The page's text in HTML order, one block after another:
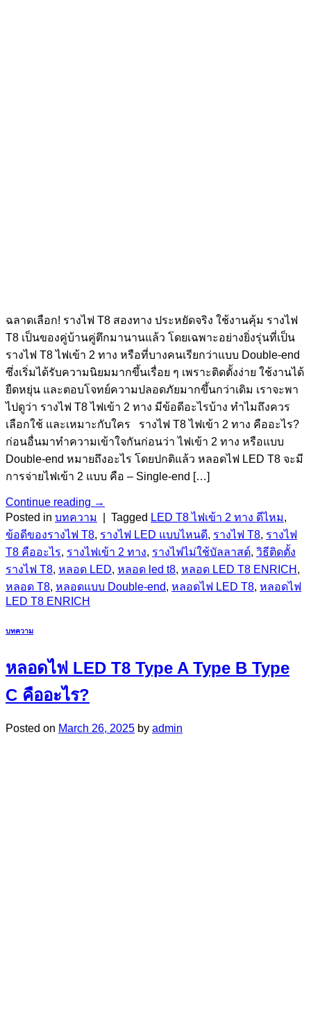
ฉลาดเลือก! รางไฟ T8 สองทาง ประหยัดจริง ใช้งานคุ้ม รางไฟ
T8 เป็นของคู่บ้านคู่ตึกมานานแล้ว โดยเฉพาะอย่างยิ่งรุ่นที่เป็น
รางไฟ T8 ไฟเข้า 2 ทาง หรือที่บางคนเรียกว่าแบบ Double-end
ซึ่งเริ่มได้รับความนิยมมากขึ้นเรื่อย ๆ เพราะติดตั้งง่าย ใช้งานได้
ยืดหยุ่น และตอบโจทย์ความปลอดภัยมากขึ้นกว่าเดิม เราจะพา
ไปดูว่า รางไฟ T8 ไฟเข้า 2 ทาง มีข้อดีอะไรบ้าง ทำไมถึงควร
เลือกใช้ และเหมาะกับใคร รางไฟ T8 ไฟเข้า 2 ทาง คืออะไร?
ก่อนอื่นมาทำความเข้าใจกันก่อนว่า ไฟเข้า 2 ทาง หรือแบบ
Double-end หมายถึงอะไร โดยปกติแล้ว หลอดไฟ LED T8 จะมี
การจ่ายไฟเข้า 2 แบบ คือ – Single-end […]
Continue reading →
Posted in บทความ Tagged LED T8 ไฟเข้า 2 ทาง ดีไหม,
ข้อดีของรางไฟ T8, รางไฟ LED แบบไหนดี, รางไฟ T8, รางไฟ
T8 คืออะไร, รางไฟเข้า 2 ทาง, รางไฟไม่ใช้บัลลาสต์, วิธีติดตั้ง
รางไฟ T8, หลอด LED, หลอด led t8, หลอด LED T8 ENRICH ,
หลอด T8, หลอดแบบ Double-end, หลอดไฟ LED T8, หลอดไฟ
LED T8 ENRICH
บทความ
หลอดไฟ LED T8 Type A Type B Type
C คืออะไร?
Posted on March 26, 2025 by admin